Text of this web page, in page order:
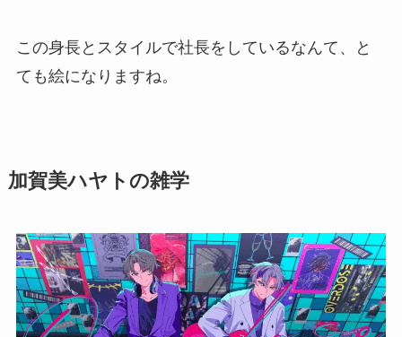
この身長とスタイルで社長をしているなんて、と
ても絵になりますね。
加賀美ハヤトの雑学